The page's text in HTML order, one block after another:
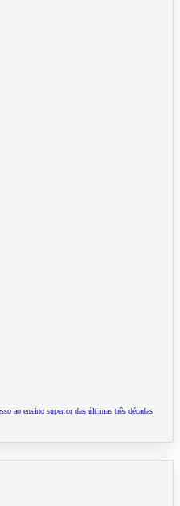
ao ensino superior das últimas três décadas